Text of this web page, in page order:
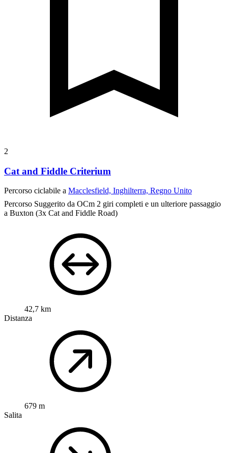
2
Cat and Fiddle Criterium
Percorso ciclabile a Macclesfield, Inghilterra, Regno Unito
Percorso Suggerito da OCm 2 giri completi e un ulteriore passaggio
a Buxton (3x Cat and Fiddle Road)
42,7 km
Distanza
679 m
Salita